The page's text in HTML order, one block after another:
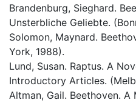
Brandenburg, Sieghard.
Unsterbliche Geliebte.
Solomon, Maynard.
York, 1988).
Lund, Susan. Raptus. A
Introductory Articles.
Altman, Gail. Beethoven. A